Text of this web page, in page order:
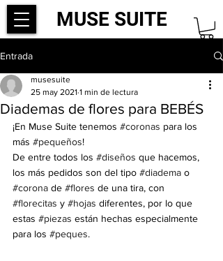
MUSE SUITE
Entrada
Diademas de flores para BEBÉS
musesuite
25 may 2021 1 min de lectura
¡En Muse Suite tenemos #coronas para los
más #pequeños!
De entre todos los #diseños que hacemos,
los más pedidos son del tipo #diadema o
#corona de #flores de una tira, con
#florecitas y #hojas diferentes, por lo que
estas #piezas están hechas especialmente
para los #peques.